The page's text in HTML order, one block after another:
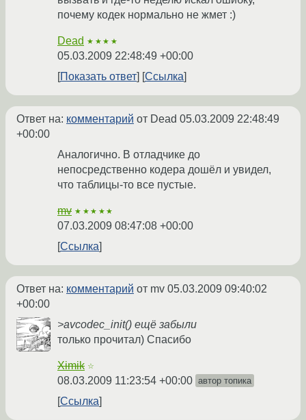
почему кодек нормально не жмет :)
Dead ★★★★
05.03.2009 22:48:49 +00:00
Показать ответ
Ссылка
Ответ на: комментарий от Dead 05.03.2009 22:48:49
+00:00
Аналогично. В отладчике до
непосредственно кодера дошёл и увидел,
что таблицы-то все пустые.
mv ★★★★★
07.03.2009 08:47:08 +00:00
Ссылка
Ответ на: комментарий от mv 05.03.2009 09:40:02
+00:00
>avcodec_init() ещё забыли
только прочитал) Спасибо
Ximik ☆
08.03.2009 11:23:54 +00:00 автор топика
Ссылка